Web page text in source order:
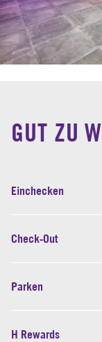
GUT ZU
Einchecken
Check-Out
Parken
H Rewards